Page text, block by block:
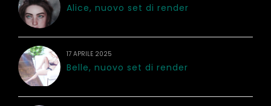
Alice, nuovo set di render
17 APRILE 2025
Belle, nuovo set di render